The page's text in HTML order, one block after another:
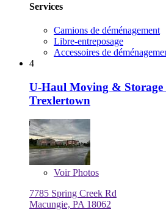
Services
Camions de déménagement
Libre-entreposage
Accessoires de
4
U-Haul Moving &
Trexlertown
VoirPhotos
7785 Spring Creek Rd
Macungie, PA 18062